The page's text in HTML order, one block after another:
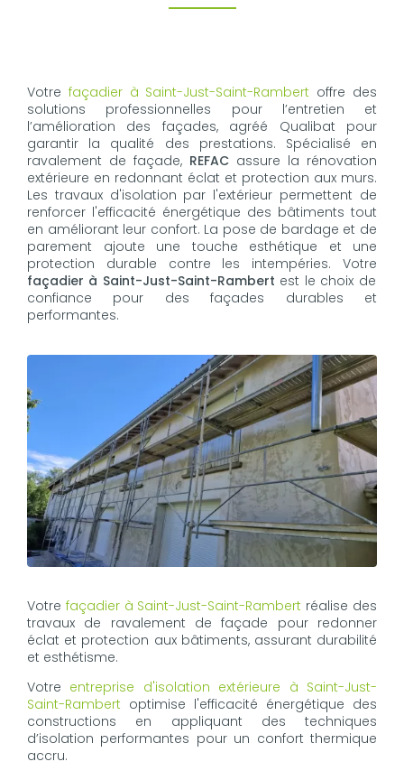
Votre façadier à Saint-Just-Saint-Rambert offre des
solutions professionnelles pour l’entretien et
l’amélioration des façades, agréé Qualibat pour
garantir la qualité des prestations. Spécialisé en
ravalement de façade, REFAC assure la rénovation
extérieure en redonnant éclat et protection aux murs.
Les travaux d'isolation par l'extérieur permettent de
renforcer l'efficacité énergétique des bâtiments tout
en améliorant leur confort. La pose de bardage et de
parement ajoute une touche esthétique et une
protection durable contre les intempéries. Votre
façadier à Saint-Just-Saint-Rambert est le choix de
confiance pour des façades durables et
performantes.
Votre façadier à Saint-Just-Saint-Rambert réalise des
travaux de ravalement de façade pour redonner
éclat et protection aux bâtiments, assurant durabilité
et esthétisme.
Votre entreprise d'isolation extérieure à Saint-Just-
Saint-Rambert optimise l'efficacité énergétique des
constructions en appliquant des techniques
d’isolation performantes pour un confort thermique
accru.